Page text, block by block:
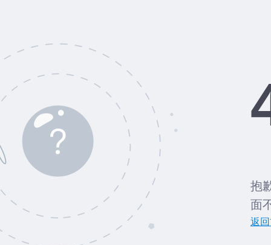
抱
面
返